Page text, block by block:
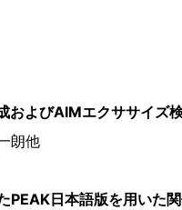
およびAIMエクササイズ
朗他
PEAK日本語版を用いた